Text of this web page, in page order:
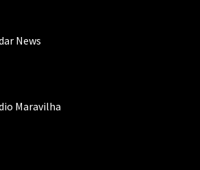
News
Maravilha